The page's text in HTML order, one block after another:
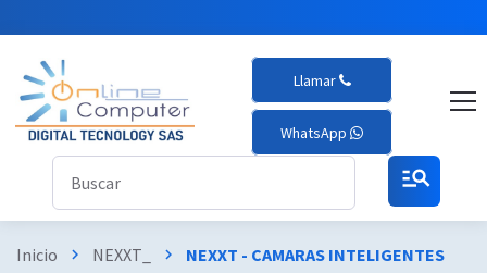
Llamar
WhatsApp
manage_search
Inicio chevron_right NEXXT_ chevron_right NEXXT - CAMARAS INTELIGENTES